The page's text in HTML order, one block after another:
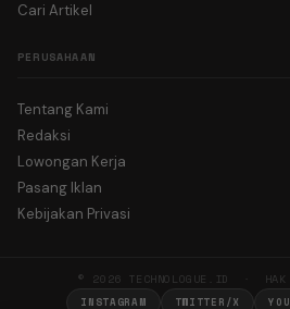
Cari Artikel
PERUSAHAAN
Tentang Kami
Redaksi
Lowongan Kerja
Pasang Iklan
Kebijakan Privasi
© 2026 TECHNOLOGUE.ID · HAK
INSTAGRAM TWITTER/X